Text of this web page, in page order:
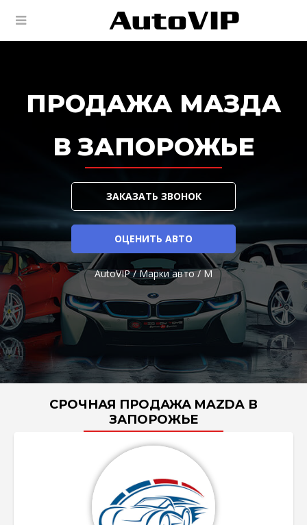
ПРОДАЖА МАЗДА
В ЗАПОРОЖЬЕ
ЗАКАЗАТЬ ЗВОНОК
ОЦЕНИТЬ АВТО
AutoVIP/Марки авто/M
СРОЧНАЯ ПРОДАЖА MAZDA В
ЗАПОРОЖЬЕ